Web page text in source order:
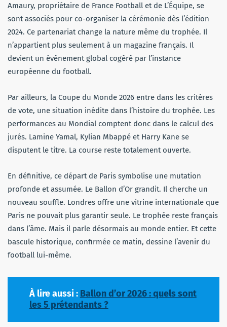
Amaury, propriétaire de France Football et de L’Équipe, se
sont associés pour co-organiser la cérémonie dès l’édition
2024. Ce partenariat change la nature même du trophée. Il
n’appartient plus seulement à un magazine français. Il
devient un événement global cogéré par l’instance
européenne du football.
Par ailleurs, la Coupe du Monde 2026 entre dans les critères
de vote, une situation inédite dans l’histoire du trophée. Les
performances au Mondial comptent donc dans le calcul des
jurés. Lamine Yamal, Kylian Mbappé et Harry Kane se
disputent le titre. La course reste totalement ouverte.
En définitive, ce départ de Paris symbolise une mutation
profonde et assumée. Le Ballon d’Or grandit. Il cherche un
nouveau souffle. Londres offre une vitrine internationale que
Paris ne pouvait plus garantir seule. Le trophée reste français
dans l’âme. Mais il parle désormais au monde entier. Et cette
bascule historique, confirmée ce matin, dessine l’avenir du
football lui-même.
À lire aussi : Ballon d’or 2026 : quels sont
les 5 prétendants ?